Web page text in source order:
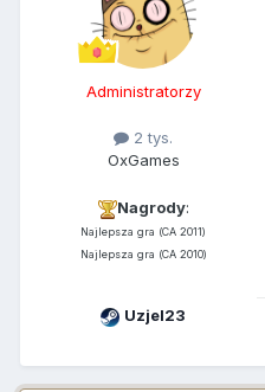
Administratorzy
2 tys.
OxGames
Nagrody:
Najlepsza gra (CA 2011)
Najlepsza gra (CA 2010)
Uzjel23